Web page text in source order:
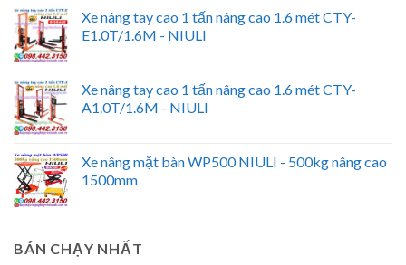
Xe nâng tay cao 1 tấn nâng cao 1.6 mét CTY-
E1.0T/1.6M - NIULI
Xe nâng tay cao 1 tấn nâng cao 1.6 mét CTY-
A1.0T/1.6M - NIULI
Xe nâng mặt bàn WP500 NIULI - 500kg nâng cao
1500mm
BÁN CHẠY NHẤT